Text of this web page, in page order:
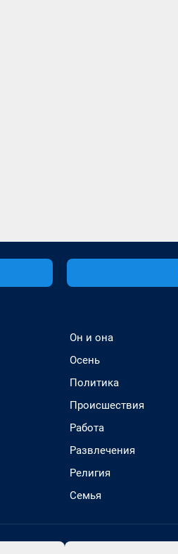
Он и она
Осень
Политика
Происшествия
Работа
Развлечения
Религия
Семья